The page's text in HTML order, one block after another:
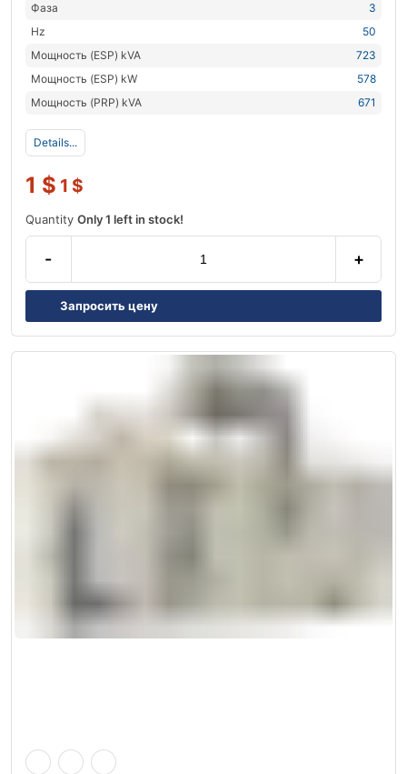
Фаза
3
Hz
50
Мощность (ESP) kVA
723
Мощность (ESP) kW
578
Мощность (PRP) kVA
671
Details...
1 $ 1 $
Quantity Only 1 left in stock!
- +
Запросить цену